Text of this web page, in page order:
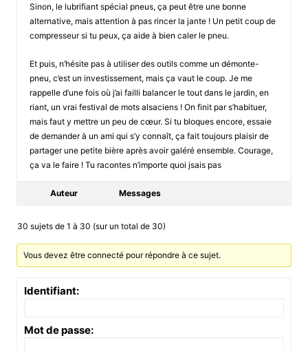
Sinon, le lubrifiant spécial pneus, ça peut être une bonne
alternative, mais attention à pas rincer la jante ! Un petit coup de
compresseur si tu peux, ça aide à bien caler le pneu.
Et puis, n’hésite pas à utiliser des outils comme un démonte-
pneu, c’est un investissement, mais ça vaut le coup. Je me
rappelle d’une fois où j’ai failli balancer le tout dans le jardin, en
riant, un vrai festival de mots alsaciens ! On finit par s’habituer,
mais faut y mettre un peu de cœur. Si tu bloques encore, essaie
de demander à un ami qui s’y connaît, ça fait toujours plaisir de
partager une petite bière après avoir galéré ensemble. Courage,
ça va le faire ! Tu racontes n’importe quoi jsais pas
Auteur Messages
30 sujets de 1 à 30 (sur un total de 30)
Vous devez être connecté pour répondre à ce sujet.
Identifiant:
Mot de passe: